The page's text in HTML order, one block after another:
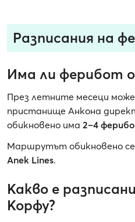
Разписания на
Има ли ферибот
През летните месеци
пристанище Анкона
обикновено има 2–4
Маршрутът обикновено
Anek Lines.
Какво е
Корфу?